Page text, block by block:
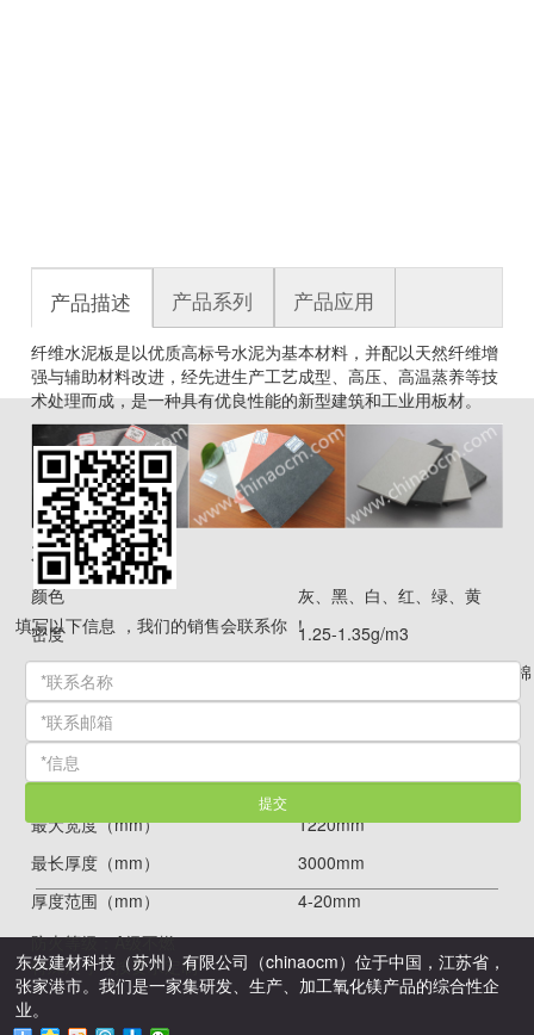
产品描述 产品系列 产品应用
纤维水泥板是以优质高标号水泥为基本材料，并配以天然纤维增
强与辅助材料改进，经先进生产工艺成型、高压、高温蒸养等技
术处理而成，是一种具有优良性能的新型建筑和工业用板材。
产品信息：
颜色
灰、黑、白、红、绿、黄
密度
1.25-1.35g/m3
原材料
水泥、石英砂、纸浆等，无石棉
标准尺寸（mm）
1200*2400mm
1200*2700mm
1200*3000mm
最大宽度（mm）
1220mm
最长厚度（mm）
3000mm
厚度范围（mm）
4-20mm
防火等级：A级不燃
特殊尺寸可按要求定制
填写以下信息 ，我们的销售会联系你 ！
提交
东发建材科技（苏州）有限公司（chinaocm）位于中国，江苏省，
张家港市。我们是一家集研发、生产、加工氧化镁产品的综合性企
业。